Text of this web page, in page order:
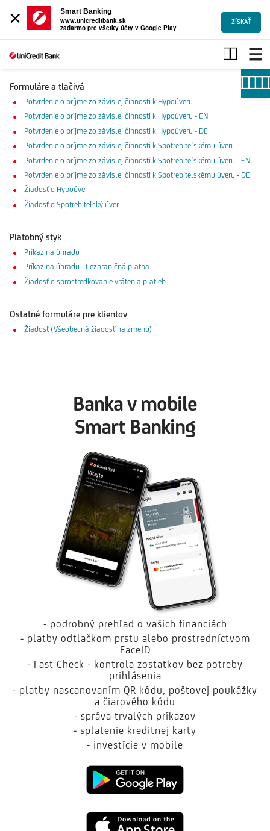
×
Smart Banking
www.unicreditbank.sk
zadarmo pre všetky účty v Google Play
ZÍSKAŤ
Formuláre a tlačivá
Potvrdenie o príjme zo závislej činnosti k Hypoúveru
Potvrdenie o príjme zo závislej činnosti k Hypoúveru - EN
Potvrdenie o príjme zo závislej činnosti k Hypoúveru - DE
Potvrdenie o príjme zo závislej činnosti k Spotrebiteľskému úveru
Potvrdenie o príjme zo závislej činnosti k Spotrebiteľskému úveru - EN
Potvrdenie o príjme zo závislej činnosti k Spotrebiteľskému úveru - DE
Žiadosť o Hypoúver
Žiadosť o Spotrebiteľský úver
Platobný styk
Príkaz na úhradu
Príkaz na úhradu - Cezhraničná platba
Žiadosť o sprostredkovanie vrátenia platieb
Ostatné formuláre pre klientov
Žiadosť (Všeobecná žiadosť na zmenu)
Banka v mobile
Smart Banking
- podrobný prehľad o vašich financiách
- platby odtlačkom prstu alebo prostredníctvom
FaceID
- Fast Check - kontrola zostatkov bez potreby
prihlásenia
- platby nascanovaním QR kódu, poštovej poukážky
a čiarového kódu
- správa trvalých príkazov
- splatenie kreditnej karty
- investície v mobile
Google
App